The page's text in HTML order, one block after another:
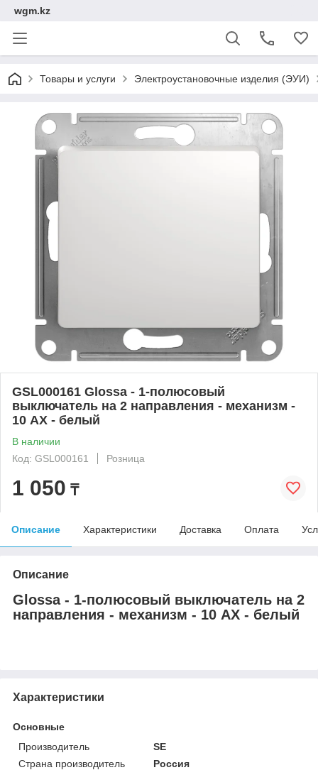
wgm.kz
Товары и услуги Электроустановочные изделия (ЭУИ)
GSL000161 Glossa - 1-полюсовый
выключатель на 2 направления - механизм -
10 AX - белый
В наличии
Код: GSL000161
Розница
1 050 ₸
Описание Характеристики Доставка Оплата
Описание
Glossa - 1-полюсовый выключатель на 2
направления - механизм - 10 AX - белый
Характеристики
Основные
Производитель
SE
Страна производитель
Россия